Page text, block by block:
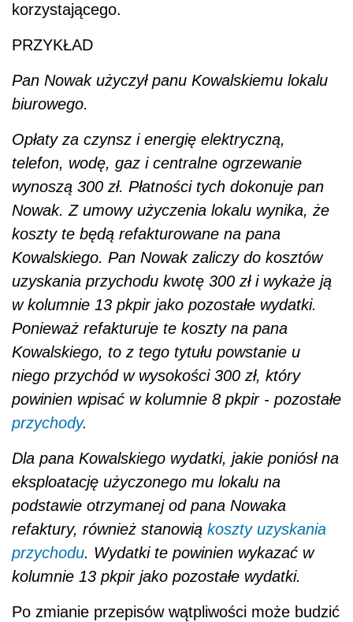
korzystającego.
PRZYKŁAD
Pan Nowak użyczył panu Kowalskiemu lokalu
biurowego.
Opłaty za czynsz i energię elektryczną,
telefon, wodę, gaz i centralne ogrzewanie
wynoszą 300 zł. Płatności tych dokonuje pan
Nowak. Z umowy użyczenia lokalu wynika, że
koszty te będą refakturowane na pana
Kowalskiego. Pan Nowak zaliczy do kosztów
uzyskania przychodu kwotę 300 zł i wykaże ją
w kolumnie 13 pkpir jako pozostałe wydatki.
Ponieważ refakturuje te koszty na pana
Kowalskiego, to z tego tytułu powstanie u
niego przychód w wysokości 300 zł, który
powinien wpisać w kolumnie 8 pkpir - pozostałe
przychody.
Dla pana Kowalskiego wydatki, jakie poniósł na
eksploatację użyczonego mu lokalu na
podstawie otrzymanej od pana Nowaka
refaktury, również stanowią koszty uzyskania
przychodu. Wydatki te powinien wykazać w
kolumnie 13 pkpir jako pozostałe wydatki.
Po zmianie przepisów wątpliwości może budzić